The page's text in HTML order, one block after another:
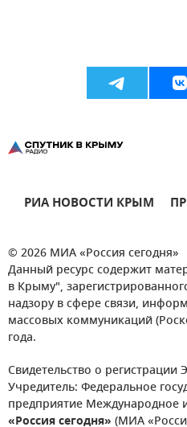
РИА НОВОСТИ КРЫМ
© 2026 МИА «Россия сегодня»
Данный ресурс содержит
в Крыму",
надзору в сфере связи,
массовых коммуникаций
года.
Свидетельство о
Учредитель: Федеральное
предприятие Международное
«Россия сегодня» (МИА